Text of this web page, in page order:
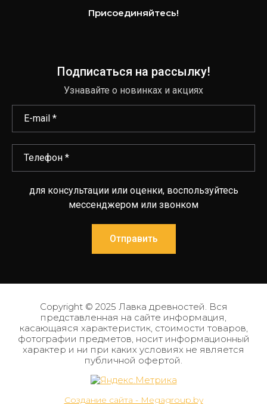
Подписаться на рассылку!
Узнавайте о новинках и акциях
для консультации или оценки, воспользуйтесь
мессенджером или звонком
Отправить
Присоединяйтесь!
Copyright © 2025 Лавка древностей. Вся
представленная на сайте информация,
касающаяся характеристик, стоимости товаров,
фотографии предметов, носит информационный
характер и ни при каких условиях не является
публичной офертой.
Создание сайта - Megagroup.by